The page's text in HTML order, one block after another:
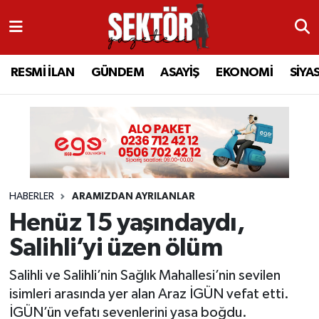
RESMİ İLAN GÜNDEM ASAYİŞ EKONOMİ
HABERLER ARAMIZDAN AYRILANLAR
Henüz 15 yaşındaydı,
Salihli’yi üzen ölüm
Salihli ve Salihli’nin Sağlık Mahallesi’nin sevilen
isimleri arasında yer alan Araz İGÜN vefat etti.
İGÜN’ün vefatı sevenlerini yasa boğdu.
RESMİ İLAN
EKONOMİ
SİYASET
EĞİTİM
SAĞLIK
SPOR
MANİSA
AKHİSAR
ALAŞEHİR
KULA
YUNUSEMRE
ŞEHZADELER
RESMİ İLAN
MANİSA
ALAŞEHİR
DEMİRCİ
GÖLMARMARA
GÖRDES
KIRKAĞAÇ
ARAMIZDAN AYRILANLAR
BİR ZAMANLAR SALİHLİ
SİZİN SESİNİZ
GÜNDEM
ASAYİŞ
SİYASET
Manisa Nöbetçi Eczaneler
Manisa Namaz Vakitleri
Manisa Trafik Yoğunluk Haritası
Süper Lig Puan Durumu ve Fikstür
Tüm Manşetler
Son Dakika Haberleri
Haber Arşivi